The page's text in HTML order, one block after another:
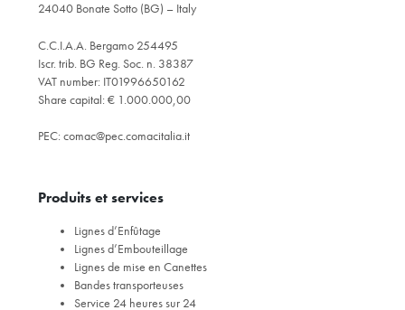
24040 Bonate Sotto (BG) – Italy
C.C.I.A.A. Bergamo 254495
Iscr. trib. BG Reg. Soc. n. 38387
VAT number: IT01996650162
Share capital: € 1.000.000,00
PEC: comac@pec.comacitalia.it
Produits et services
Lignes d’Enfûtage
Lignes d’Embouteillage
Lignes de mise en Canettes
Bandes transporteuses
Service 24 heures sur 24